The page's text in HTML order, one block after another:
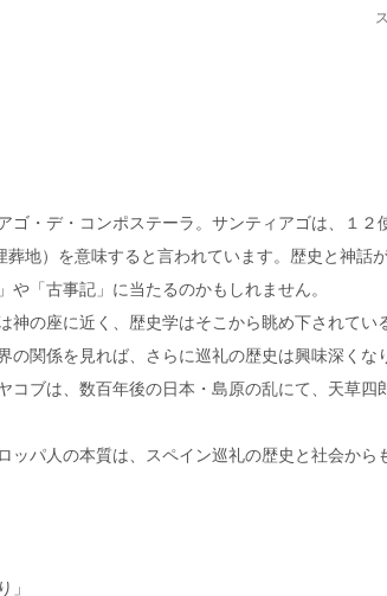
ゴ・デ・コンポステーラ。サンティアゴは、１２
地）を意味すると言われています。歴史と神話
「古事記」に当たるのかもしれません。
神の座に近く、歴史学はそこから眺め下されてい
関係を見れば、さらに巡礼の歴史は興味深くな
ブは、数百年後の日本・島原の乱にて、天草
ッパ人の本質は、スペイン巡礼の歴史と社会から